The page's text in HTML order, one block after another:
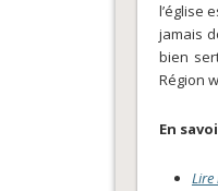
l’église
jamais
bien
Région
En
Lire